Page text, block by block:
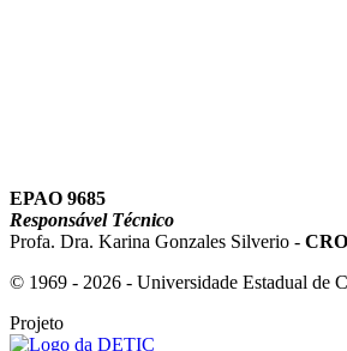
EPAO 9685
Responsável Técnico
Profa. Dra. Karina Gonzales Silverio -
© 1969 - 2026 - Universidade Estadual de
Projeto